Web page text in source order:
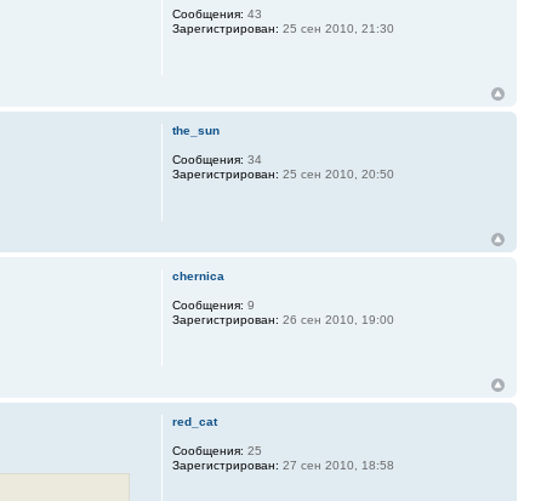
Сообщения: 43
Зарегистрирован: 25 сен 2010, 21:30
the_sun
Сообщения: 34
Зарегистрирован: 25 сен 2010, 20:50
chernica
Сообщения: 9
Зарегистрирован: 26 сен 2010, 19:00
red_cat
Сообщения: 25
Зарегистрирован: 27 сен 2010, 18:58